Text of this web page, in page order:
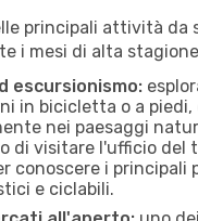
principali attività da
i mesi di alta
escursionismo:
in bicicletta o a piedi,
nei paesaggi
di visitare l'ufficio del
conoscere i principali
e ciclabili.